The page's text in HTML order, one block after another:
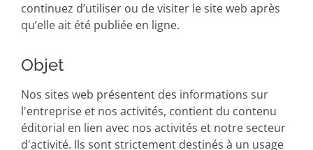
continuez d’utiliser ou de visiter le site web après
qu’elle ait été publiée en ligne.
Objet
Nos sites web présentent des informations sur
l'entreprise et nos activités, contient du contenu
éditorial en lien avec nos activités et notre secteur
d'activité. Ils sont strictement destinés à un usage